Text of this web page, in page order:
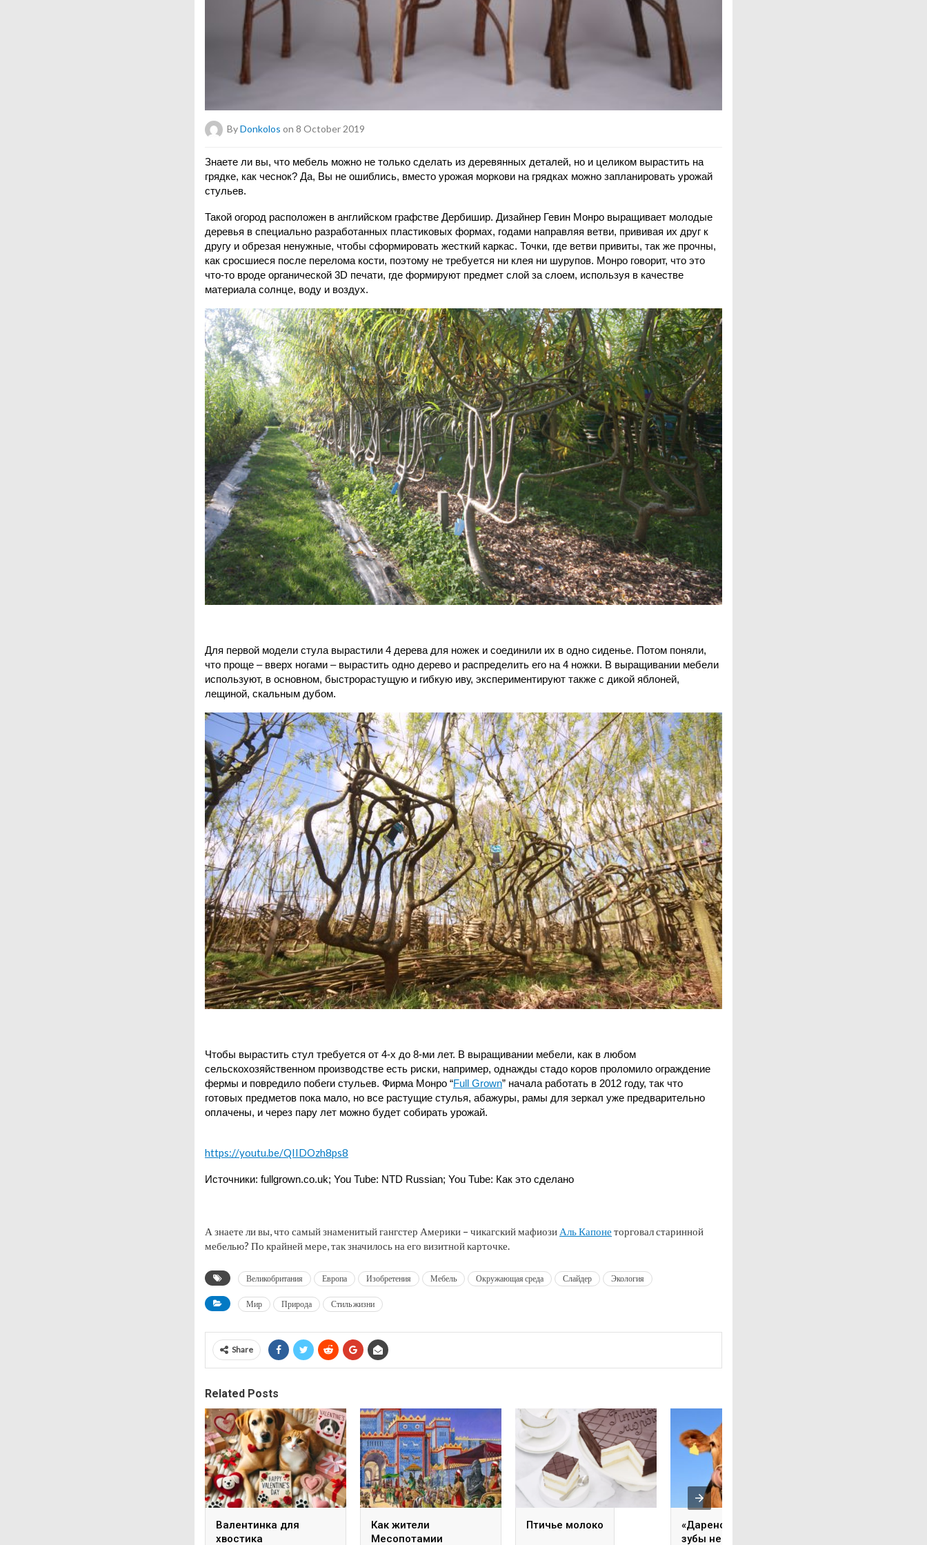
ByDonkolos on 8 October 2019
Знаете ли вы, что мебель можно не только сделать из деревянных деталей, но и целиком вырастить на
грядке, как чеснок? Да, Вы не ошиблись, вместо урожая моркови на грядках можно запланировать урожай
стульев.
Такой огород расположен в английском графстве Дербишир. Дизайнер Гевин Монро выращивает молодые
деревья в специально разработанных пластиковых формах, годами направляя ветви, прививая их друг к
другу и обрезая ненужные, чтобы сформировать жесткий каркас. Точки, где ветви привиты, так же прочны,
как сросшиеся после перелома кости, поэтому не требуется ни клея ни шурупов. Монро говорит, что это
что-то вроде органической 3D печати, где формируют предмет слой за слоем, используя в качестве
материала солнце, воду и воздух.
Для первой модели стула вырастили 4 дерева для ножек и соединили их в одно сиденье. Потом поняли,
что проще – вверх ногами – вырастить одно дерево и распределить его на 4 ножки. В выращивании мебели
используют, в основном, быстрорастущую и гибкую иву, экспериментируют также с дикой яблоней,
лещиной, скальным дубом.
Чтобы вырастить стул требуется от 4-х до 8-ми лет. В выращивании мебели, как в любом
сельскохозяйственном производстве есть риски, например, однажды стадо коров проломило ограждение
фермы и повредило побеги стульев. Фирма Монро “Full Grown” начала работать в 2012 году, так что
готовых предметов пока мало, но все растущие стулья, абажуры, рамы для зеркал уже предварительно
оплачены, и через пару лет можно будет собирать урожай.
https://youtu.be/QIIDOzh8ps8
Источники: fullgrown.co.uk; You Tube: NTD Russian; You Tube: Как это сделано
А знаете ли вы, что самый знаменитый гангстер Америки – чикагский мафиози Аль Капоне торговал старинной
мебелью? По крайней мере, так значилось на его визитной карточке.
Великобритания Европа Изобретения Мебель Окружающая среда Слайдер Экология
Мир Природа Стиль жизни
Share
Related Posts
Валентинка для
хвостика
Как жители
Месопотамии
Птичье молоко
«Дареной корове в
зубы не смотрят…»